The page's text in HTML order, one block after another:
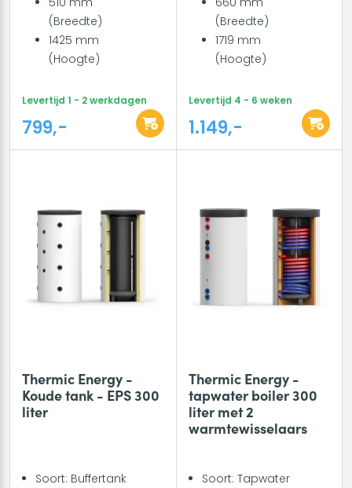
(Breedte)
1425 mm
(Hoogte)
Levertijd 1 - 2 werkdagen
799,-
(Breedte)
1719 mm
(Hoogte)
Levertijd 4 - 6 weken
1.149,-
Thermic Energy -
Koude tank - EPS 300
liter
Soort: Buffertank
Thermic Energy -
tapwater boiler 300
liter met 2
warmtewisselaars
Soort: Tapwater